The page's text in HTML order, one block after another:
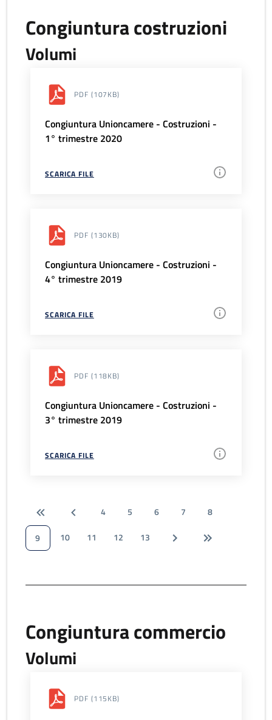
Congiuntura costruzioni
Volumi
PDF (107KB)
Congiuntura Unioncamere - Costruzioni -
1° trimestre 2020
SCARICA FILE
PDF (130KB)
Congiuntura Unioncamere - Costruzioni -
4° trimestre 2019
SCARICA FILE
PDF (118KB)
Congiuntura Unioncamere - Costruzioni -
3° trimestre 2019
SCARICA FILE
4 5 6 7
8
9
10 11 12 13
Congiuntura commercio
Volumi
PDF (115KB)